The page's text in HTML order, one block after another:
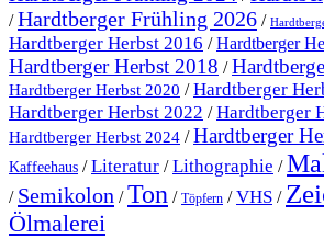
/Hardtberger Frühling 2026 /
Hardtberger Herbst 2016 /Hardtberger
Hardtberger Herbst 2018 /
Hardtberger Herbst 2020 /Hardtberger
Hardtberger Herbst 2022 /Hardtberger
Hardtberger Herbst 2024 /Hardtberger
Kaffeehaus /Literatur /Lithographie /
/ Semikolon /Ton / Töpfern /VHS /
Ölmalerei